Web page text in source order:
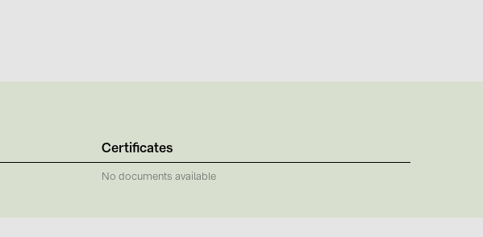
PRYSMIAN DRAKA (18)
PYLONTECH (17)
Certificates
No documents available